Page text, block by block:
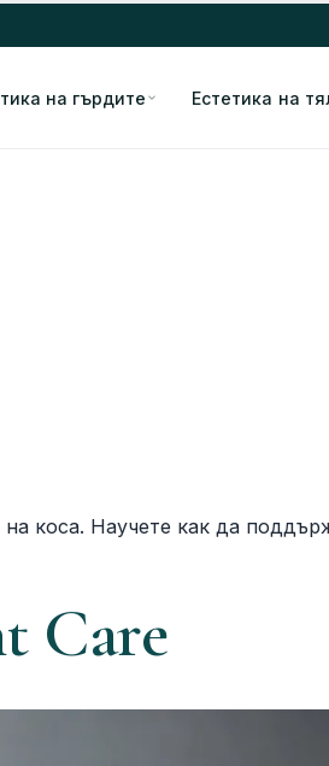
на гърдите Естетика на
коса. Научете как да
Care